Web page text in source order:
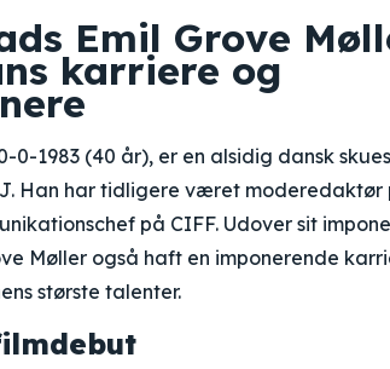
Emil Grove
karriere og
0-1983 (40 år), er en alsidig dansk
Han har tidligere været moderedaktør
på CIFF. Udover sit
Møller også haft en imponerende
største talenter.